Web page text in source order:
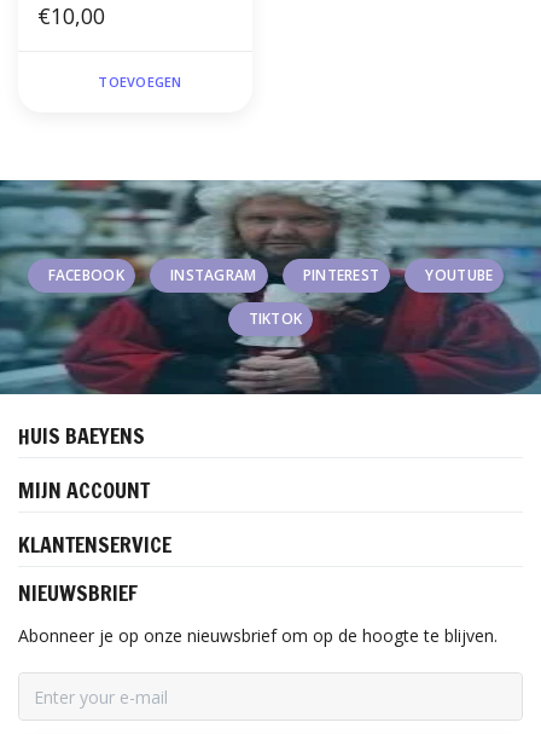
€10,00
TOEVOEGEN
FACEBOOK INSTAGRAM PINTEREST YOUTUBE
TIKTOK
HUIS BAEYENS
MIJN ACCOUNT
KLANTENSERVICE
NIEUWSBRIEF
Abonneer je op onze nieuwsbrief om op de hoogte te blijven.